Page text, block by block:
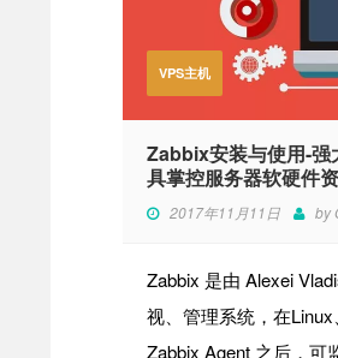
VPS主机
Zabbix安装与使用-强
具掌控服务器软硬件
2017年11月11日 by
Zabbix 是由 Alexei
视、管理系统，在
Zabbix Agent 之后，可